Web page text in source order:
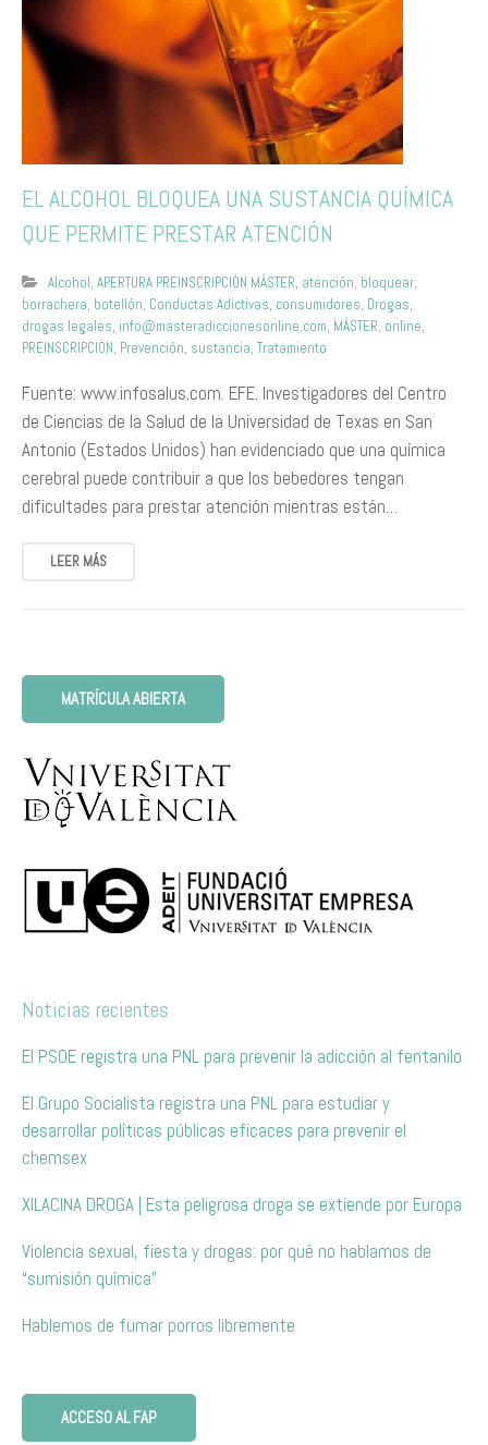
EL ALCOHOL BLOQUEA UNA SUSTANCIA QUÍMICA
QUE PERMITE PRESTAR ATENCIÓN
Alcohol, APERTURA PREINSCRIPCIÓN MÁSTER, atención, bloquear,
borrachera, botellón, Conductas Adictivas, consumidores, Drogas,
drogas legales, info@masteradiccionesonline.com, MÁSTER, online,
PREINSCRIPCIÓN, Prevención, sustancia, Tratamiento
Fuente: www.infosalus.com. EFE. Investigadores del Centro
de Ciencias de la Salud de la Universidad de Texas en San
Antonio (Estados Unidos) han evidenciado que una química
cerebral puede contribuir a que los bebedores tengan
dificultades para prestar atención mientras están…
LEER MÁS
MATRÍCULA ABIERTA
Noticias recientes
El PSOE registra una PNL para prevenir la adicción al fentanilo
El Grupo Socialista registra una PNL para estudiar y
desarrollar políticas públicas eficaces para prevenir el
chemsex
XILACINA DROGA | Esta peligrosa droga se extiende por Europa
Violencia sexual, fiesta y drogas: por qué no hablamos de
“sumisión química”
Hablemos de fumar porros libremente
ACCESO AL FAP